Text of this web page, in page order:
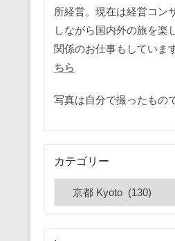
所経営。現在は経営コン
しながら国内外の旅を楽
関係のお仕事もしています
ちら
写真は自分で撮ったも
カテゴリー
テ